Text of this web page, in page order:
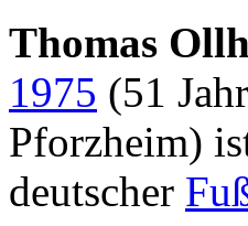
Thomas
1975 (51
Pforzheim)
deutscher